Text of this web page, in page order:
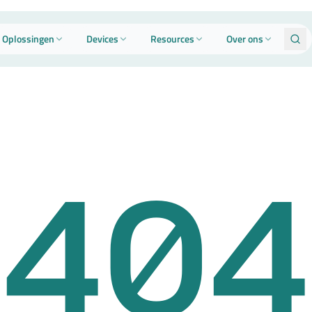
Oplossingen Devices Resources Over ons
404